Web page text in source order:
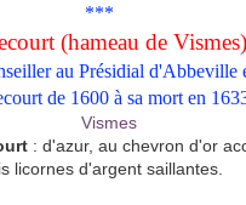
***
(hameau de Vismes)
au Présidial d'Abbeville
de 1600 à sa mort en
: d'azur, au chevron d'or
licornes d'argent saillantes.